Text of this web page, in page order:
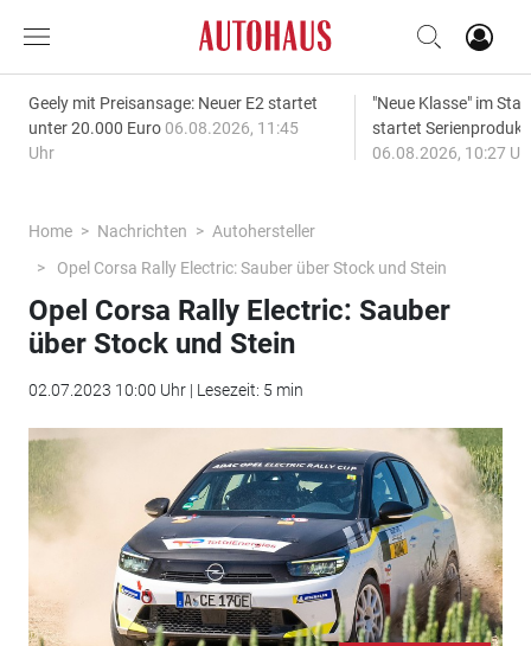
Geely mit Preisansage: Neuer E2 startet
unter 20.000 Euro 06.08.2026, 11:45
Uhr
"Neue Klasse" im
startet
06.08.2026, 10:27
Home Nachrichten
Autohersteller
Opel Corsa Rally Electric: Sauber über Stock und Stein
Opel Corsa Rally Electric: Sauber
über Stock und Stein
02.07.2023 10:00 Uhr | Lesezeit: 5 min